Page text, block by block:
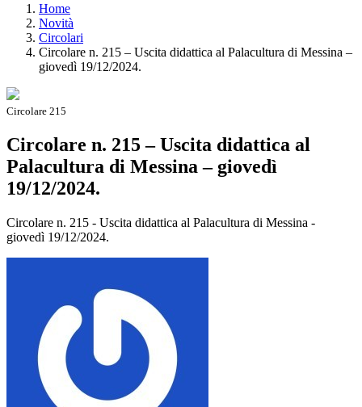
Home
Novità
Circolari
Circolare n. 215 – Uscita didattica al Palacultura di Messina –
giovedì 19/12/2024.
Circolare 215
Circolare n. 215 – Uscita didattica al
Palacultura di Messina – giovedì
19/12/2024.
Circolare n. 215 - Uscita didattica al Palacultura di Messina -
giovedì 19/12/2024.